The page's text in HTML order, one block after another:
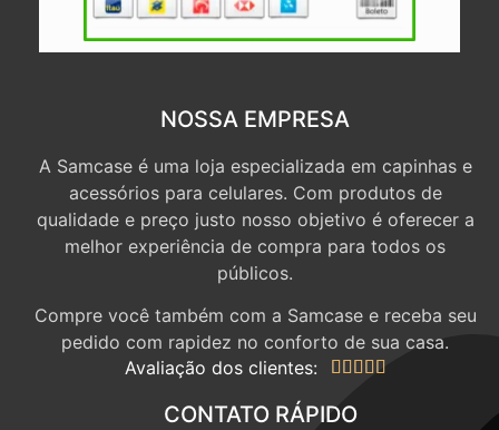
NOSSA EMPRESA
A Samcase é uma loja especializada em capinhas e
acessórios para celulares. Com produtos de
qualidade e preço justo nosso objetivo é oferecer a
melhor experiência de compra para todos os
públicos.
Compre você também com a Samcase e receba seu
pedido com rapidez no conforto de sua casa.
Avaliação dos clientes:
    
CONTATO RÁPIDO